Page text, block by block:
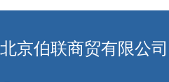
北京伯联商贸有限公司